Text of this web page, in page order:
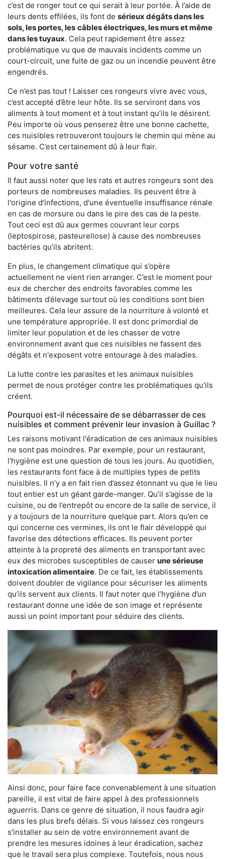
c’est de ronger tout ce qui serait à leur portée. À l’aide de
leurs dents effilées, ils font de sérieux dégâts dans les
sols, les portes, les câbles électriques, les murs et même
dans les tuyaux. Cela peut rapidement être assez
problématique vu que de mauvais incidents comme un
court-circuit, une fuite de gaz ou un incendie peuvent être
engendrés.
Ce n’est pas tout ! Laisser ces rongeurs vivre avec vous,
c’est accepté d’être leur hôte. Ils se serviront dans vos
aliments à tout moment et à tout instant qu’ils le désirent.
Peu importe où vous penserez être une bonne cachette,
ces nuisibles retrouveront toujours le chemin qui mène au
sésame. C’est certainement dû à leur flair.
Pour votre santé
Il faut aussi noter que les rats et autres rongeurs sont des
porteurs de nombreuses maladies. Ils peuvent être à
l'origine d'infections, d'une éventuelle insuffisance rénale
en cas de morsure ou dans le pire des cas de la peste.
Tout ceci est dû aux germes couvrant leur corps
(leptospirose, pasteurellose) à cause des nombreuses
bactéries qu’ils abritent.
En plus, le changement climatique qui s’opère
actuellement ne vient rien arranger. C’est le moment pour
eux de chercher des endroits favorables comme les
bâtiments d’élevage surtout où les conditions sont bien
meilleures. Cela leur assure de la nourriture à volonté et
une température appropriée. Il est donc primordial de
limiter leur population et de les chasser de votre
environnement avant que ces nuisibles ne fassent des
dégâts et n'exposent votre entourage à des maladies.
La lutte contre les parasites et les animaux nuisibles
permet de nous protéger contre les problématiques qu'ils
créent.
Pourquoi est-il nécessaire de se débarrasser de ces
nuisibles et comment prévenir leur invasion à Guillac ?
Les raisons motivant l'éradication de ces animaux nuisibles
ne sont pas moindres. Par exemple, pour un restaurant,
l’hygiène est une question de tous les jours. Au quotidien,
les restaurants font face à de multiples types de petits
nuisibles. Il n’y a en fait rien d’assez étonnant vu que le lieu
tout entier est un géant garde-manger. Qu’il s’agisse de la
cuisine, ou de l’entrepôt ou encore de la salle de service, il
y a toujours de la nourriture quelque part. Alors qu’en ce
qui concerne ces vermines, ils ont le flair développé qui
favorise des détections efficaces. Ils peuvent porter
atteinte à la propreté des aliments en transportant avec
eux des microbes susceptibles de causer une sérieuse
intoxication alimentaire. De ce fait, les établissements
doivent doubler de vigilance pour sécuriser les aliments
qu’ils servent aux clients. Il faut noter que l’hygiène d’un
restaurant donne une idée de son image et représente
aussi un point important pour séduire des clients.
Ainsi donc, pour faire face convenablement à une situation
pareille, il est vital de faire appel à des professionnels
aguerris. Dans ce genre de situation, il nous faudra agir
dans les plus brefs délais. Si vous laissez ces rongeurs
s'installer au sein de votre environnement avant de
prendre les mesures idoines à leur éradication, sachez
que le travail sera plus complexe. Toutefois, nous nous